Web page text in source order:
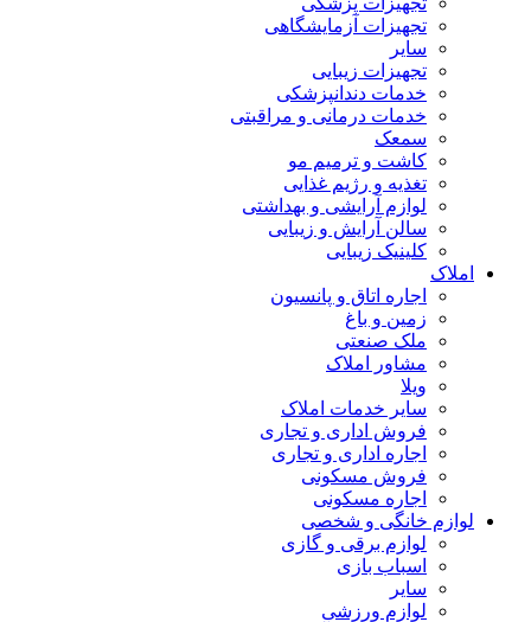
تجهیزات آزمایشگاهی
سایر
تجهیزات زیبایی
خدمات دندانپزشکی
خدمات درمانی و مراقبتی
سمعک
کاشت و ترمیم مو
تغذیه و رژیم غذایی
لوازم آرایشی و بهداشتی
سالن آرایش و زیبایی
کلینیک زیبایی
املاک
اجاره اتاق و پانسیون
زمین و باغ
ملک صنعتی
مشاور املاک
ویلا
سایر خدمات املاک
فروش اداری و تجاری
اجاره اداری و تجاری
فروش مسکونی
اجاره مسکونی
لوازم خانگی و شخصی
لوازم برقی و گازی
اسباب بازی
سایر
لوازم ورزشی